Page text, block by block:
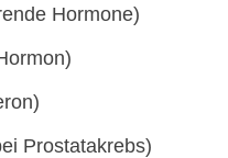
Hormone)
Prostatakrebs)